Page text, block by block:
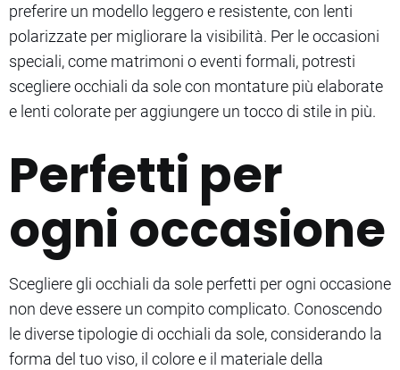
preferire un modello leggero e resistente, con lenti
polarizzate per migliorare la visibilità. Per le occasioni
speciali, come matrimoni o eventi formali, potresti
scegliere occhiali da sole con montature più elaborate
e lenti colorate per aggiungere un tocco di stile in più.
Perfetti per
ogni occasione
Scegliere gli occhiali da sole perfetti per ogni occasione
non deve essere un compito complicato. Conoscendo
le diverse tipologie di occhiali da sole, considerando la
forma del tuo viso, il colore e il materiale della